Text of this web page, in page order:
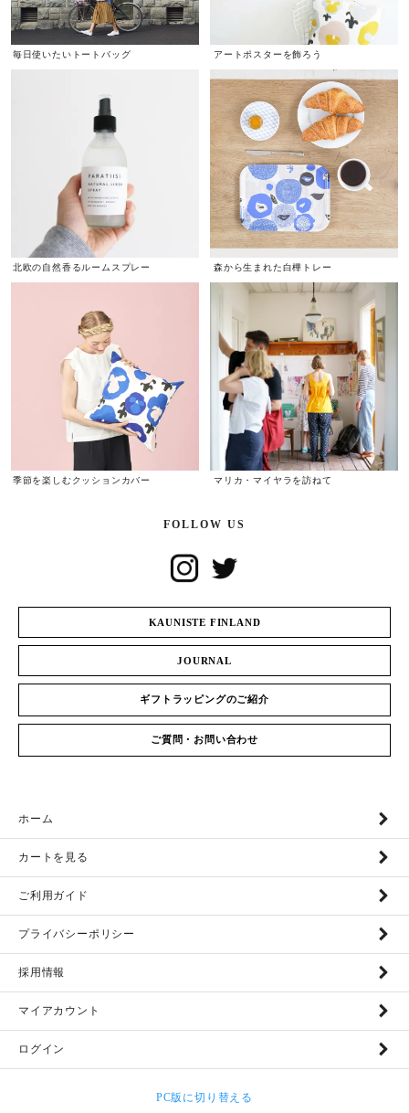
毎日使いたいトートバッグ アートポスターを飾ろう
北欧の自然香るルームスプレー 森から生まれた白樺トレー
季節を楽しむクッションカバー マリカ・マイヤラを訪ねて
FOLLOW US
KAUNISTE FINLAND
JOURNAL
ギフトラッピングのご紹介
ご質問・お問い合わせ
ホーム
カートを見る
ご利用ガイド
プライバシーポリシー
採用情報
マイアカウント
ログイン
PC版に切り替える